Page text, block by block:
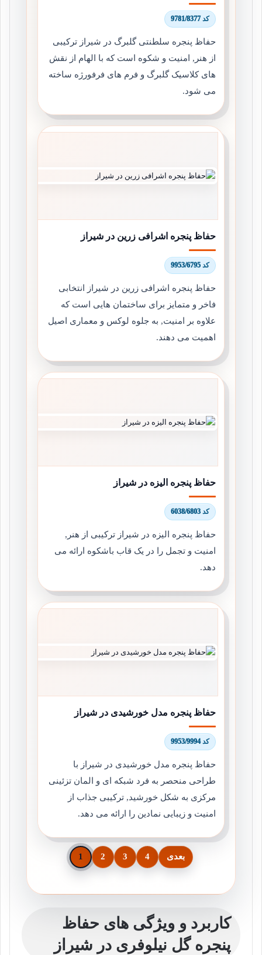
کد 9781/8377
حفاظ پنجره سلطنتی گلبرگ در شیراز ترکیبی
از هنر, امنیت و شکوه است که با الهام از نقش
های کلاسیک گلبرگ و فرم های فرفورژه ساخته
می شود.
حفاظ پنجره اشرافی زرین در شیراز
کد 9953/6795
حفاظ پنجره اشرافی زرین در شیراز انتخابی
فاخر و متمایز برای ساختمان هایی است که
علاوه بر امنیت, به جلوه لوکس و معماری اصیل
اهمیت می دهند.
حفاظ پنجره الیزه در شیراز
کد 6038/6803
حفاظ پنجره الیزه در شیراز ترکیبی از هنر,
امنیت و تجمل را در یک قاب باشکوه ارائه می
دهد.
حفاظ پنجره مدل خورشیدی در شیراز
کد 9953/9994
حفاظ پنجره مدل خورشیدی در شیراز با
طراحی منحصر به فرد شبکه ای و المان تزئینی
مرکزی به شکل خورشید, ترکیبی جذاب از
امنیت و زیبایی نمادین را ارائه می دهد.
1 2 3 4 بعدی
کاربرد و ویژگی های حفاظ
پنجره گل نیلوفری در شیراز